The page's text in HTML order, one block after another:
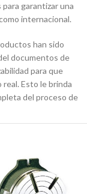
garantizar una
internacional.
han sido
documentos de
para que
Esto le brinda
del proceso de